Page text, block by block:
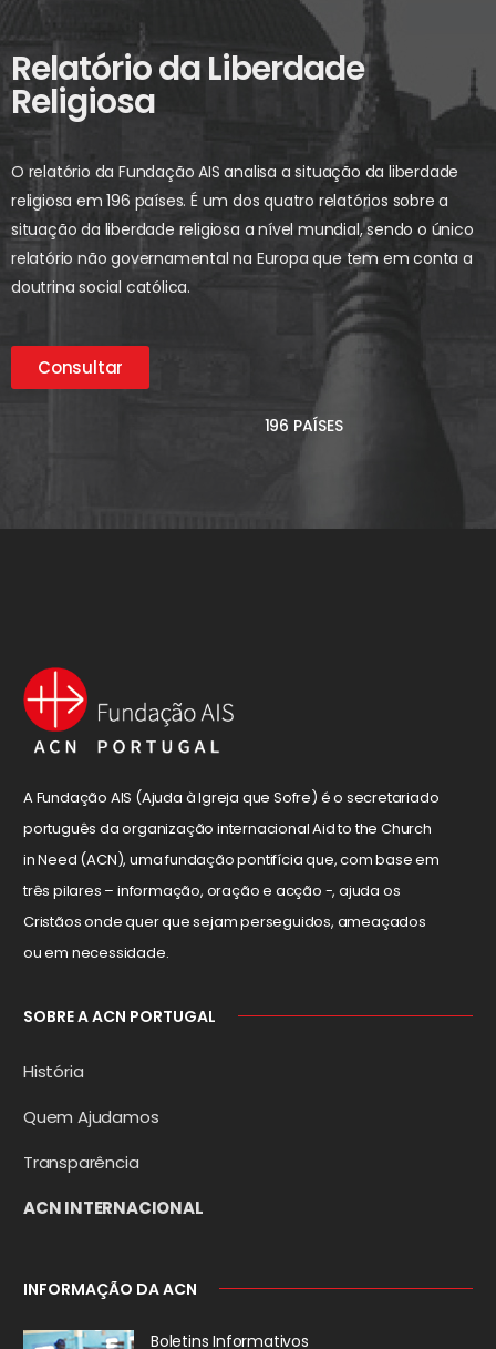
Relatório da Liberdade
Religiosa
O relatório da Fundação AIS analisa a situação da liberdade
religiosa em 196 países. É um dos quatro relatórios sobre a
situação da liberdade religiosa a nível mundial, sendo o único
relatório não governamental na Europa que tem em conta a
doutrina social católica.
Consultar
196 PAÍSES
A Fundação AIS (Ajuda à Igreja que Sofre) é o secretariado
português da organização internacional Aid to the Church
in Need (ACN), uma fundação pontifícia que, com base em
três pilares – informação, oração e acção -, ajuda os
Cristãos onde quer que sejam perseguidos, ameaçados
ou em necessidade.
SOBRE A ACN PORTUGAL
História
Quem Ajudamos
Transparência
ACN INTERNACIONAL
INFORMAÇÃO DA ACN
Boletins Informativos